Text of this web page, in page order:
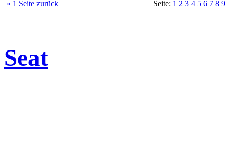
« 1 Seite zurück Seite: 1 2 3 4 5 6 7 8 9
Seat